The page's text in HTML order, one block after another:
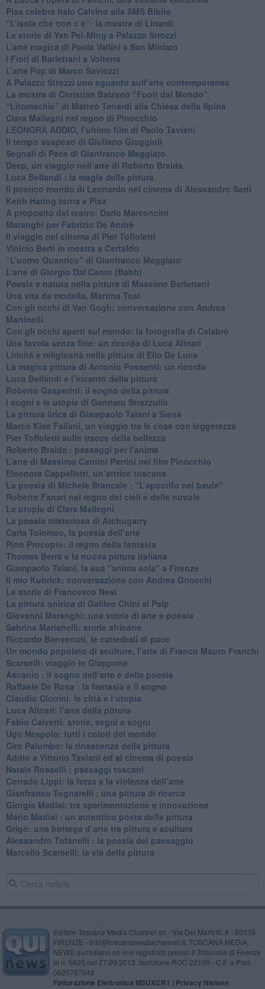
Pisa celebra Italo Calvino alla SMS Biblio
“L’isola che non c’è”: la mostra di Linardi
​Le storie di Yan Pei-Ming a Palazzo Strozzi
​L’arte magica di Paola Vallini a San Miniato
​I Fiori di Barlettani a Volterra
​L’arte Pop di Marco Saviozzi
​A Palazzo Strozzi uno sguardo sull’arte contemporanea
La mostra di Christian Balzano “Fuori dal Mondo”
​“Litomachie” di Matteo Tenardi alla Chiesa della Spina
​Clara Mallegni nel regno di Pinocchio
​LEONORA ADDIO, l’ultimo film di Paolo Taviani
Il tempo sospeso di Giuliano Giuggioli
Segnali di Pace di Gianfranco Meggiato
​Deep, un viaggio nell’arte di Roberto Braida
​Luca Bellandi : la magia della pittura
​Il poetico mondo di Leonardo nel cinema di Alessandro Sarti
​Keith Haring torna a Pisa
​A proposito del teatro: Dario Marconcini
Maranghi per Fabrizio De Andrè
​Il viaggio nel cinema di Pier Toffoletti
Vinicio Berti in mostra a Certaldo
“L’uomo Quantico” di Gianfranco Meggiato
​L’arte di Giorgio Dal Canto (Babb)
Poesia e natura nella pittura di Massimo Barlettani
Una vita da modella, Martina Tosi
​Con gli occhi di Van Gogh: conversazione con Andrea
Martinelli
​Con gli occhi aperti sul mondo: la fotografia di Calabrò
Una favola senza fine: un ricordo di Luca Alinari
Liricità e religiosità nella pittura di Elio De Luca
La magica pittura di Antonio Possenti: un ricordo
Luca Bellandi e l’incanto della pittura
​Roberto Gasperini: il sogno della pittura
I sogni e le utopie di Gennaro Strazzullo
La pittura lirica di Giampaolo Talani a Siena
​Marco Klee Fallani, un viaggio tra le cose con leggerezza
​Pier Toffoletti sulle tracce della bellezza
​Roberto Braida : passaggi per l’anima
​L’arte di Massimo Cantini Parrini nel film Pinocchio
Eleonora Cappelletti, un’attrice toscana
​La poesia di Michele Brancale : “L’apocrifo nel baule"
Roberto Fanari nel regno dei cieli e delle nuvole
Le utopie di Clara Mallegni
​La poesia misteriosa di Atchugarry
Carla Tolomeo, la poesia dell’arte
Pino Procopio: il regno della fantasia
Thomas Berra e la nuova pittura italiana
Giampaolo Talani, la sua "anima sola" a Firenze
Il mio Kubrick: conversazione con Andrea Gnocchi
Le storie di Francesco Nesi
​La pittura onirica di Galileo Chini al Palp
​Giovanni Maranghi: una storia di arte e poesia
Sabrina Marianelli: storie africane
​Riccardo Benvenuti, le cattedrali di pace
​Un mondo popolato di sculture, l’arte di Franco Mauro Franchi
​Scarselli: viaggio in Giappone
​Ascanio : il sogno dell’arte e della poesia
Raffaele De Rosa : la fantasia e il sogno
​Claudio Cionini: le città e l’utopia
Luca Alinari: l’arte della pittura
​Fabio Calvetti: storie, segni e sogni
Ugo Nespolo: tutti i colori del mondo
​Ciro Palumbo: la rinascenza della pittura
​Addio a Vittorio Taviani ed al cinema di poesia
​Natale Rosselli : paesaggi toscani
​Corrado Lippi: la forza e la violenza dell’arte
Gianfranco Tognarelli : una pittura di ricerca
Giorgia Madiai: tra sperimentazione e innovazione
Mario Madiai : un autentico poeta della pittura
Grigò: una bottega d’arte tra pittura e scultura
Alessandro Tofanelli : la poesia del paesaggio
​Marcello Scarselli: la via della pittura
Editore Toscana Media Channel srl - Via Dei Martelli, 8 - 50129
FIRENZE - info@toscanamediachannel.it. TOSCANA MEDIA
NEWS quotidiano on line registrato presso il Tribunale di Firenze
al n. 5935 del 27.09.2013. Iscrizione ROC 22105 - C.F. e P.Iva
0620787048
Fatturazione Elettronica M5UXCR1 | Privacy Nielsen